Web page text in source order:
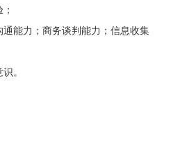
能力；商务谈判能力；信息收集
识 。